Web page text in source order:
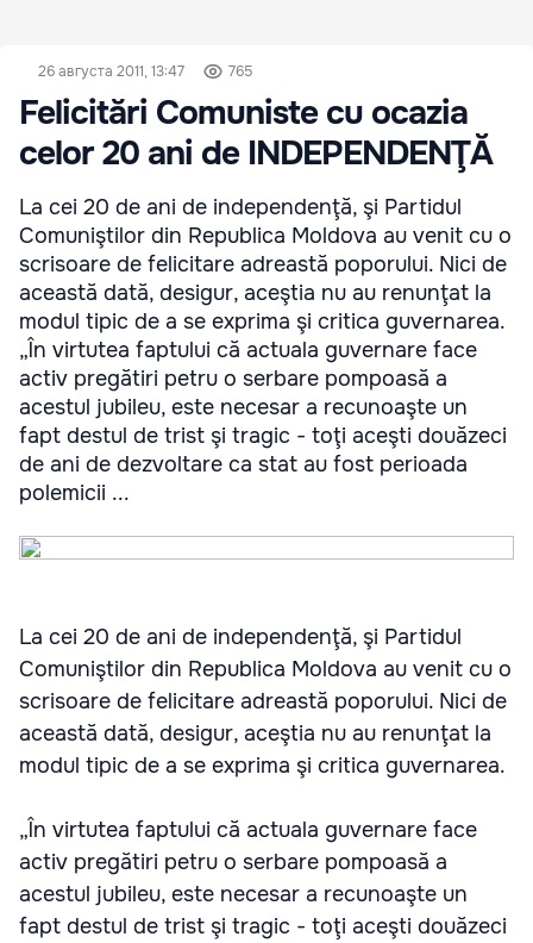
26 августа 2011, 13:47 765
Felicitări Comuniste cu ocazia
celor 20 ani de INDEPENDENŢĂ
La cei 20 de ani de independenţă, şi Partidul
Comuniştilor din Republica Moldova au venit cu o
scrisoare de felicitare adreastă poporului. Nici de
această dată, desigur, aceştia nu au renunţat la
modul tipic de a se exprima şi critica guvernarea.
„În virtutea faptului că actuala guvernare face
activ pregătiri petru o serbare pompoasă a
acestul jubileu, este necesar a recunoaşte un
fapt destul de trist şi tragic - toţi aceşti douăzeci
de ani de dezvoltare ca stat au fost perioada
polemicii ...
La cei 20 de ani de independenţă, şi Partidul
Comuniştilor din Republica Moldova au venit cu o
scrisoare de felicitare adreastă poporului. Nici de
această dată, desigur, aceştia nu au renunţat la
modul tipic de a se exprima şi critica guvernarea.
„În virtutea faptului că actuala guvernare face
activ pregătiri petru o serbare pompoasă a
acestul jubileu, este necesar a recunoaşte un
fapt destul de trist şi tragic - toţi aceşti douăzeci